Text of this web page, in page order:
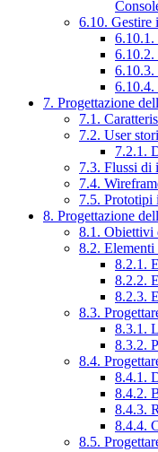
6.10. Gestire
6.10.1.
6.10.2.
6.10.3.
6.10.4.
7. Progettazione
7.1.
7.2. User
7.2.1.
7.3. Flussi di
7.4.
7.5. Prototipi
8. Progettazione
8.1. Obiettivi
8.2. Elementi
8.2.1.
8.2.2.
8.2.3.
8.3.
8.3.1.
8.3.2.
8.4.
8.4.1.
8.4.2.
8.4.3.
8.4.4.
8.5.